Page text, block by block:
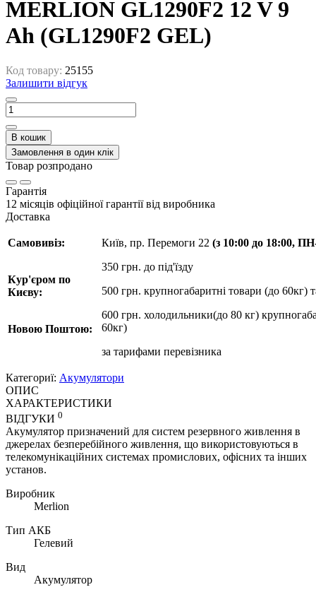
MERLION GL1290F2 12 V 9
Ah (GL1290F2 GEL)
Код товару: 25155
Залишити відгук
В кошик
Замовлення в один клік
Товар розпродано
Гарантія
12 місяців офіційної гарантії від виробника
Доставка
Самовивіз:
Кур'єром по
Києву:
Новою Поштою:
Київ, пр. Перемоги 22 (з 10:00 до 18:00,
350 грн. до під'їзду
500 грн. крупногабаритні товари (до 60кг)
600 грн. холодильники(до 80 кг)
60кг)
за тарифами перевізника
Категориї: Акумулятори
ОПИС
ХАРАКТЕРИСТИКИ
ВІДГУКИ 0
Акумулятор призначений для систем резервного живлення в
джерелах безперебійного живлення, що використовуються в
телекомунікаційних системах промислових, офісних та інших
установ.
Виробник
Merlion
Тип АКБ
Гелевий
Вид
Акумулятор